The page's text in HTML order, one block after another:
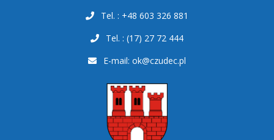
Tel. : +48 603 326 881
Tel. : (17) 27 72 444
E-mail: ok@czudec.pl